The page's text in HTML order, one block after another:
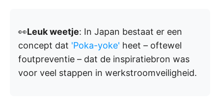
👀Leuk weetje: In Japan bestaat er een
concept dat 'Poka-yoke' heet – oftewel
foutpreventie – dat de inspiratiebron was
voor veel stappen in werkstroomveiligheid.